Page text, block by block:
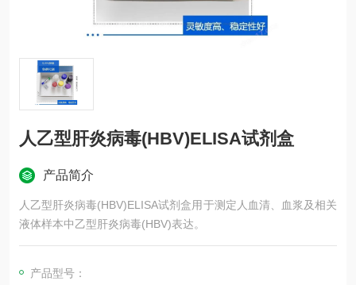
人乙型肝炎病毒(HBV)ELISA试剂盒
产品简介
人乙型肝炎病毒(HBV)ELISA试剂盒用于测定人血清、血浆及相关
液体样本中乙型肝炎病毒(HBV)表达。
产品型号：